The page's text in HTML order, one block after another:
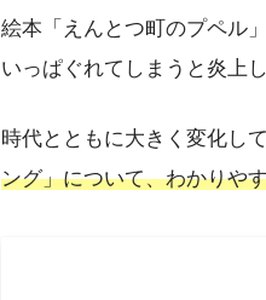
絵本「えんとつ町のプペル
いっぱぐれてしまうと炎上
時代とともに大きく変化し
ング」について、わかりや